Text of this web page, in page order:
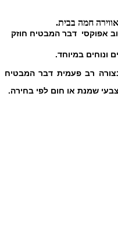
חמה בבית.
אפוקסי דבר המבטיח חוזק
ונוחים במיוחד.
בצורה רב פעמית דבר המבטיח
שמנת או חום לפי בחירה.